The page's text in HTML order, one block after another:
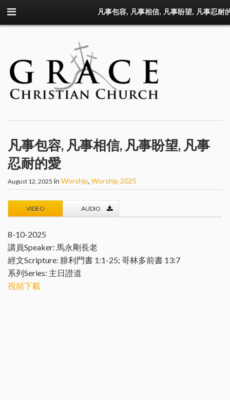
凡事包容, 凡事相信, 凡事盼望, 凡事忍耐
凡事包容, 凡事相信, 凡事盼望, 凡事
忍耐的愛
August 12, 2025 in Worship, Worship 2025
VIDEO AUDIO
8-10-2025
講員Speaker: 馬永剛長老
經文Scripture: 腓利門書 1:1-25; 哥林多前書 13:7
系列Series: 主日證道
視頻下載